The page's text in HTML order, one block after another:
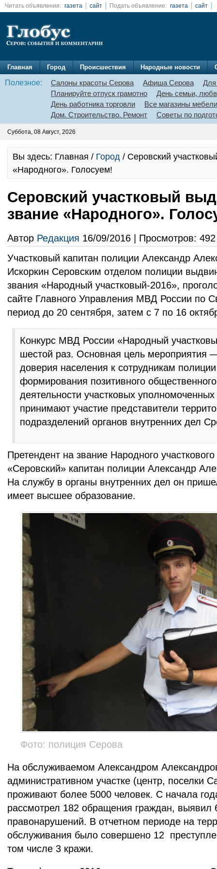
Читать объявления: газета сайт Подать объявление: газета сайт
Главная Город Происшествия Народные новости
Полезное: Салоны красоты Серова Афиша Серова
Для
Планируйте отпуск грамотно
День семьи,
День работника торговли
Все магазины мебели
Дом. Строительство. Ремонт
Советы по
Суббота, 08 Август, 2026
Вы здесь: Главная / Город / Серовский
«Народного». Голосуем!
Серовский участковый
звание «Народного».
Автор Редакция 16/09/2016 | Просмотров: 492
Участковый капитан полиции Александр
Искоркин Серовским отделом полиции
звания «Народный участковый-2016»,
сайте Главного Управления МВД России по
период до 20 сентября, затем с 7 по 16
Конкурс МВД России «Народный
шестой раз. Основная цель мероприятия
доверия населения к сотрудникам
формирования позитивного
деятельности участковых
принимают участие представители
подразделений органов внутренних дел
Претендент на звание Народного
«Серовский» капитан полиции Александр
На службу в органы внутренних дел он
имеет высшее образование.
Фото: полиция Серова
На обслуживаемом Александром
административном участке (центр, поселки
проживают более 5000 человек. С начала
рассмотрел 182 обращения граждан, выявил
правонарушений. В отчетном периоде на
обслуживания было совершено 12
том числе 3 кражи.